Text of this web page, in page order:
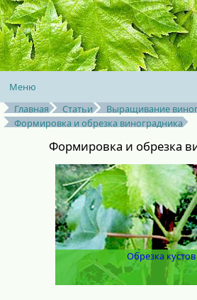
Меню
Главная
Статьи
Выращивание
Формировка и обрезка виноградника
Формировка и обрезка
Обрезка кустов